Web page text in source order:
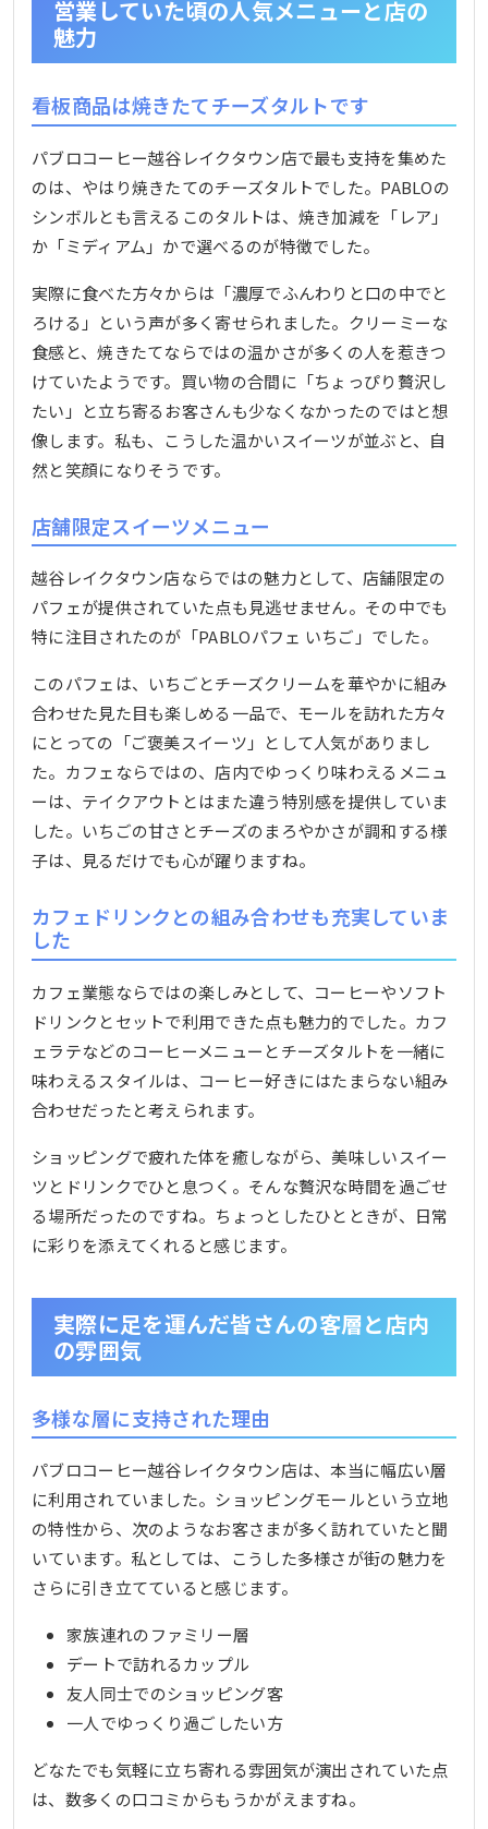
営業していた頃の人気メニューと店の
魅力
看板商品は焼きたてチーズタルトです
パブロコーヒー越谷レイクタウン店で最も支持を集めた
のは、やはり焼きたてのチーズタルトでした。PABLOの
シンボルとも言えるこのタルトは、焼き加減を「レア」
か「ミディアム」かで選べるのが特徴でした。
実際に食べた方々からは「濃厚でふんわりと口の中でと
ろける」という声が多く寄せられました。クリーミーな
食感と、焼きたてならではの温かさが多くの人を惹きつ
けていたようです。買い物の合間に「ちょっぴり贅沢し
たい」と立ち寄るお客さんも少なくなかったのではと想
像します。私も、こうした温かいスイーツが並ぶと、自
然と笑顔になりそうです。
店舗限定スイーツメニュー
越谷レイクタウン店ならではの魅力として、店舗限定の
パフェが提供されていた点も見逃せません。その中でも
特に注目されたのが「PABLOパフェ いちご」でした。
このパフェは、いちごとチーズクリームを華やかに組み
合わせた見た目も楽しめる一品で、モールを訪れた方々
にとっての「ご褒美スイーツ」として人気がありまし
た。カフェならではの、店内でゆっくり味わえるメニュ
ーは、テイクアウトとはまた違う特別感を提供していま
した。いちごの甘さとチーズのまろやかさが調和する様
子は、見るだけでも心が躍りますね。
カフェドリンクとの組み合わせも充実していま
した
カフェ業態ならではの楽しみとして、コーヒーやソフト
ドリンクとセットで利用できた点も魅力的でした。カフ
ェラテなどのコーヒーメニューとチーズタルトを一緒に
味わえるスタイルは、コーヒー好きにはたまらない組み
合わせだったと考えられます。
ショッピングで疲れた体を癒しながら、美味しいスイー
ツとドリンクでひと息つく。そんな贅沢な時間を過ごせ
る場所だったのですね。ちょっとしたひとときが、日常
に彩りを添えてくれると感じます。
実際に足を運んだ皆さんの客層と店内
の雰囲気
多様な層に支持された理由
パブロコーヒー越谷レイクタウン店は、本当に幅広い層
に利用されていました。ショッピングモールという立地
の特性から、次のようなお客さまが多く訪れていたと聞
いています。私としては、こうした多様さが街の魅力を
さらに引き立てていると感じます。
家族連れのファミリー層
デートで訪れるカップル
友人同士でのショッピング客
一人でゆっくり過ごしたい方
どなたでも気軽に立ち寄れる雰囲気が演出されていた点
は、数多くの口コミからもうかがえますね。